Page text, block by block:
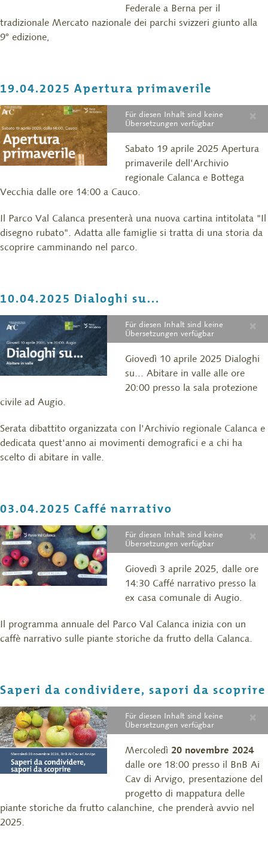
Federale a Berna per il
tradizionale Mercato nazionale dei parchi svizzeri giunto alla
9° edizione,
19.04.2025 Apertura primaverile
Für diesen Inhalt sind keine
Übersetzungen verfügbar
Sabato 19 aprile 2025 Apertura
primaverile dell'Archivio
regionale Calanca e Bottega
Vecchia dalle ore 14:00 a Cauco.
Il Parco Val Calanca presenterà una nuova cartina intitolata "Il
disegno rubato". Adatta alle famiglie si tratta di una storia da
scoprire camminando nel parco.
10.04.2025 Dialoghi su...
Für diesen Inhalt sind keine
Übersetzungen verfügbar
Giovedì 10 aprile 2025 Dialoghi
su... Abitare in valle alle ore
20:00 presso la sala protezione
civile ad Augio.
Serata dibattito organizzata con l'Archivio regionale Calanca e
dedicata quest'anno ai movimenti demografici e a chi ha
scelto di abitare in valle.
03.04.2025 Caffé narrativo
Für diesen Inhalt sind keine
Übersetzungen verfügbar
Giovedì 3 aprile 2025, dalle ore
14:30 Caffé narrativo presso la
ex casa comunale di Augio.
Il programma annuale del Parco Val Calanca inizia con un
caffè narrativo sulle piante storiche da frutto della Calanca.
Saperi da condividere, sapori da scoprire
Für diesen Inhalt sind keine
Übersetzungen verfügbar
Mercoledì 20 novembre 2024
dalle ore 18:00 presso il BnB Ai
Cav di Arvigo, presentazione del
progetto di mappatura delle
piante storiche da frutto calanchine, che prenderà avvio nel
2025.